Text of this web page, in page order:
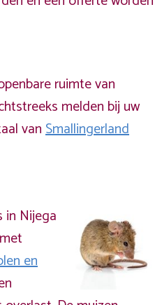
ruimte van
melden bij uw
vanSmallingerland
in Nijega
en